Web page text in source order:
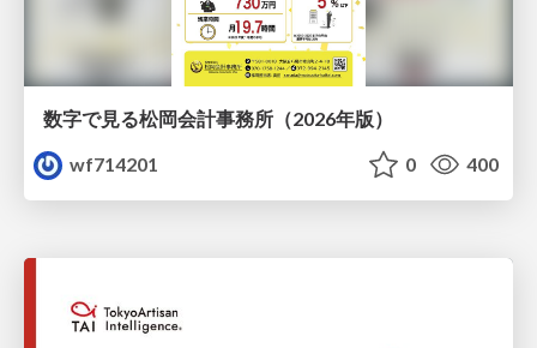
数字で見る松岡会計事務所（2026年版）
wf714201
0 400